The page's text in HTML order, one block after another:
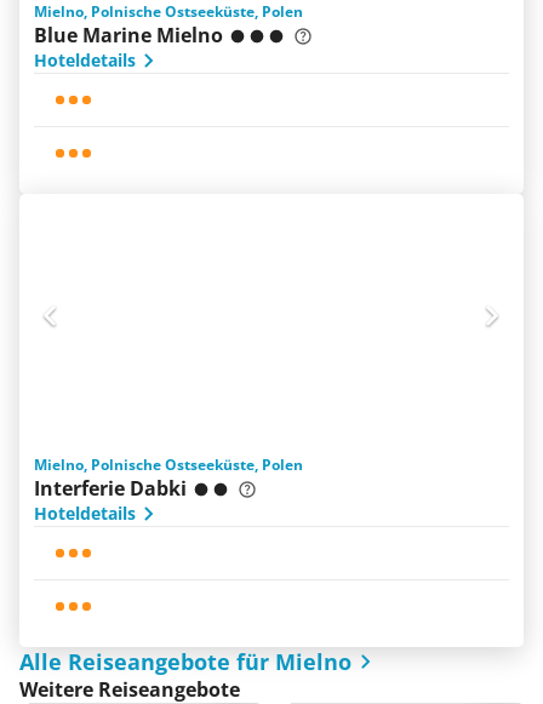
Mielno, Polnische Ostseeküste, Polen
Blue Marine Mielno
Hoteldetails
Mielno, Polnische Ostseeküste, Polen
Interferie Dabki
Hoteldetails
Alle Reiseangebote für Mielno
Weitere Reiseangebote